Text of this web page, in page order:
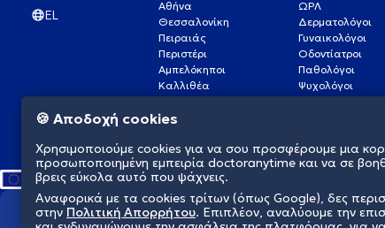
EL
Αθήνα
Θεσσαλονίκη
Πειραιάς
Περιστέρι
Αμπελόκηποι
Καλλιθέα
Γλυφάδα
Νέα Σμύρνη
ΩΡΛ
Δερματολόγοι
Γυναικολόγοι
Οδοντίατροι
Παθολόγοι
Ψυχολόγοι
Καρδιολόγοι
Διαμορφώνουμε το μέλλον
🍪 Αποδοχή cookies
Χρησιμοποιούμε cookies για να σου προσφέρουμε μια
προσωποποιημένη εμπειρία doctoranytime και να σε
βρεις εύκολα αυτό που ψάχνεις.
Αναφορικά με τα cookies τρίτων (όπως Google), δες
στην Πολιτική Απορρήτου. Επιπλέον, αναλύουμε την